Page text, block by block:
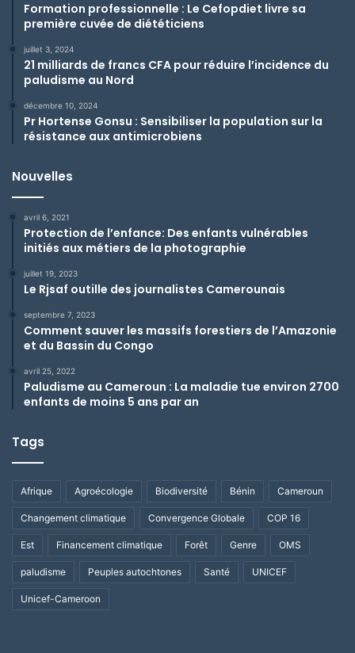
Formation professionnelle : Le Cefopdiet livre sa
première cuvée de diététiciens
juillet 3, 2024
21 milliards de francs CFA pour réduire l’incidence du
paludisme au Nord
décembre 10, 2024
Pr Hortense Gonsu : Sensibiliser la population sur la
résistance aux antimicrobiens
Nouvelles
avril 6, 2021
Protection de l’enfance: Des enfants vulnérables
initiés aux métiers de la photographie
juillet 19, 2023
Le Rjsaf outille des journalistes Camerounais
septembre 7, 2023
Comment sauver les massifs forestiers de l’Amazonie
et du Bassin du Congo
avril 25, 2022
Paludisme au Cameroun : La maladie tue environ 2700
enfants de moins 5 ans par an
Tags
Afrique Agroécologie Biodiversité Bénin Cameroun
Changement climatique Convergence Globale COP 16
Est Financement climatique Forêt Genre OMS
paludisme Peuples autochtones Santé UNICEF
Unicef-Cameroon